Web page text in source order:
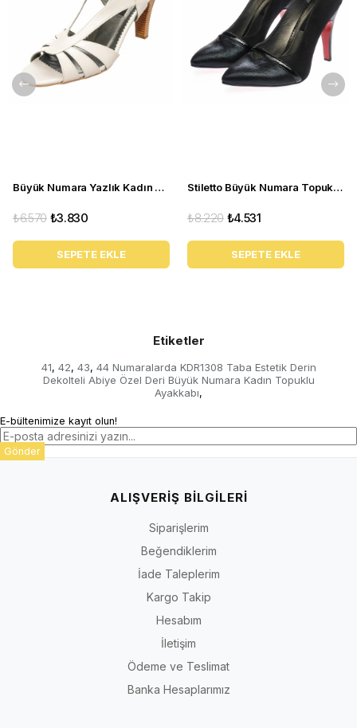
Büyük Numara Yazlık Kadın Stiletto DRL3042 Beyaz
₺3.830
₺6.570
SEPETE EKLE
Stiletto Büyük Numara Topuklu Abiye Kadın Ayakkabı 190333 Siyah
₺4.531
₺8.220
SEPETE EKLE
Etiketler
41, 42, 43, 44 Numaralarda KDR1308 Taba Estetik Derin
Dekolteli Abiye Özel Deri Büyük Numara Kadın Topuklu
Ayakkabı,
E-bültenimize kayıt olun!
Gönder
ALIŞVERİŞ BİLGİLERİ
Siparişlerim
Beğendiklerim
İade Taleplerim
Kargo Takip
Hesabım
İletişim
Ödeme ve Teslimat
Banka Hesaplarımız